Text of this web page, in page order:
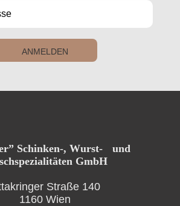
ANMELDEN
Schinken-, Wurst- und
GmbH
Straße 140
1160 Wien